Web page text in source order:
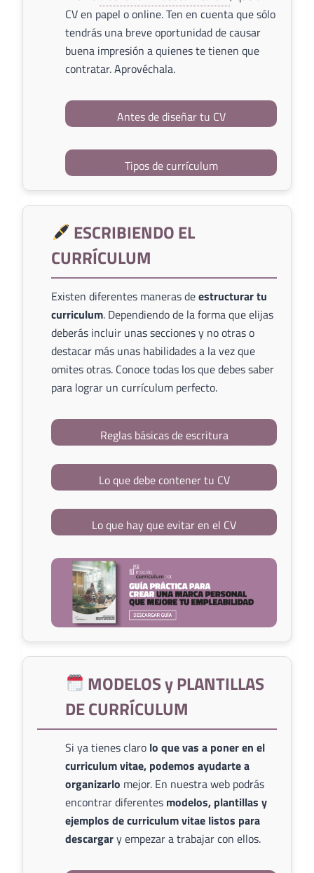
CV en papel o online. Ten en cuenta que sólo
tendrás una breve oportunidad de causar
buena impresión a quienes te tienen que
contratar. Aprovéchala.
Antes de diseñar tu CV
Tipos de currículum
ESCRIBIENDO EL
CURRÍCULUM
Existen diferentes maneras deestructurar tu
curriculum. Dependiendo de la forma que elijas
deberás incluir unas secciones y no otras o
destacar más unas habilidades a la vez que
omites otras. Conoce todas los que debes saber
para lograr un currículum perfecto.
Reglas básicas de escritura
Lo que debe contener tu CV
Lo que hay que evitar en el CV
MODELOS y PLANTILLAS
DE CURRÍCULUM
Si ya tienes claro lo que vas a poner en el
curriculum vitae, podemos ayudarte a
organizarlo mejor. En nuestra web podrás
encontrar diferentes modelos, plantillas y
ejemplos de curriculum vitae listos para
descargary empezar a trabajar con ellos.